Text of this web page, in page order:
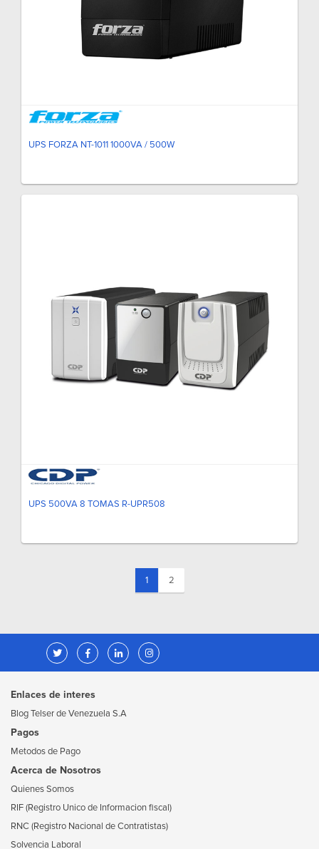
UPS FORZA NT-1011 1000VA / 500W
UPS 500VA 8 TOMAS R-UPR508
1(current)
2
Enlaces de interes
Blog Telser de Venezuela S.A
Pagos
Metodos de Pago
Acerca de Nosotros
Quienes Somos
RIF (Registro Unico de Informacion fiscal)
RNC (Registro Nacional de Contratistas)
Solvencia Laboral